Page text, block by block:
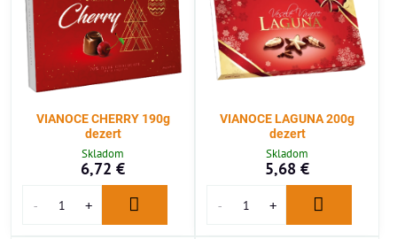
VIANOCE CHERRY 190g
dezert
Skladom
6,72 €
VIANOCE LAGUNA 200g
dezert
Skladom
5,68 €